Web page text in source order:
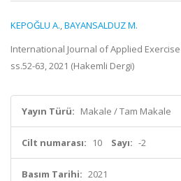
KEPOĞLU A.,BAYANSALDUZ M.
International Journal of Applied
ss.52-63, 2021 (Hakemli Dergi)
Yayın Türü: Makale / Tam Makale
Cilt numarası: 10 Sayı: -2
Basım Tarihi: 2021